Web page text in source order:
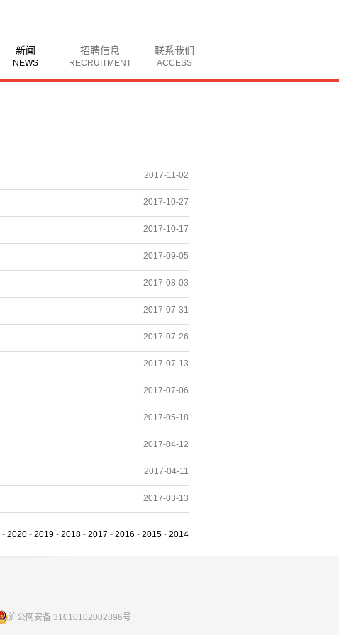
新闻
NEWS
招聘信息
RECRUITMENT
联系我们
ACCESS
2017-11-02
2017-10-27
2017-10-17
2017-09-05
2017-08-03
2017-07-31
2017-07-26
2017-07-13
2017-07-06
2017-05-18
2017-04-12
2017-04-11
2017-03-13
- 2020 - 2019 - 2018 - 2017 - 2016 - 2015 - 2014
沪公网安备 31010102002896号